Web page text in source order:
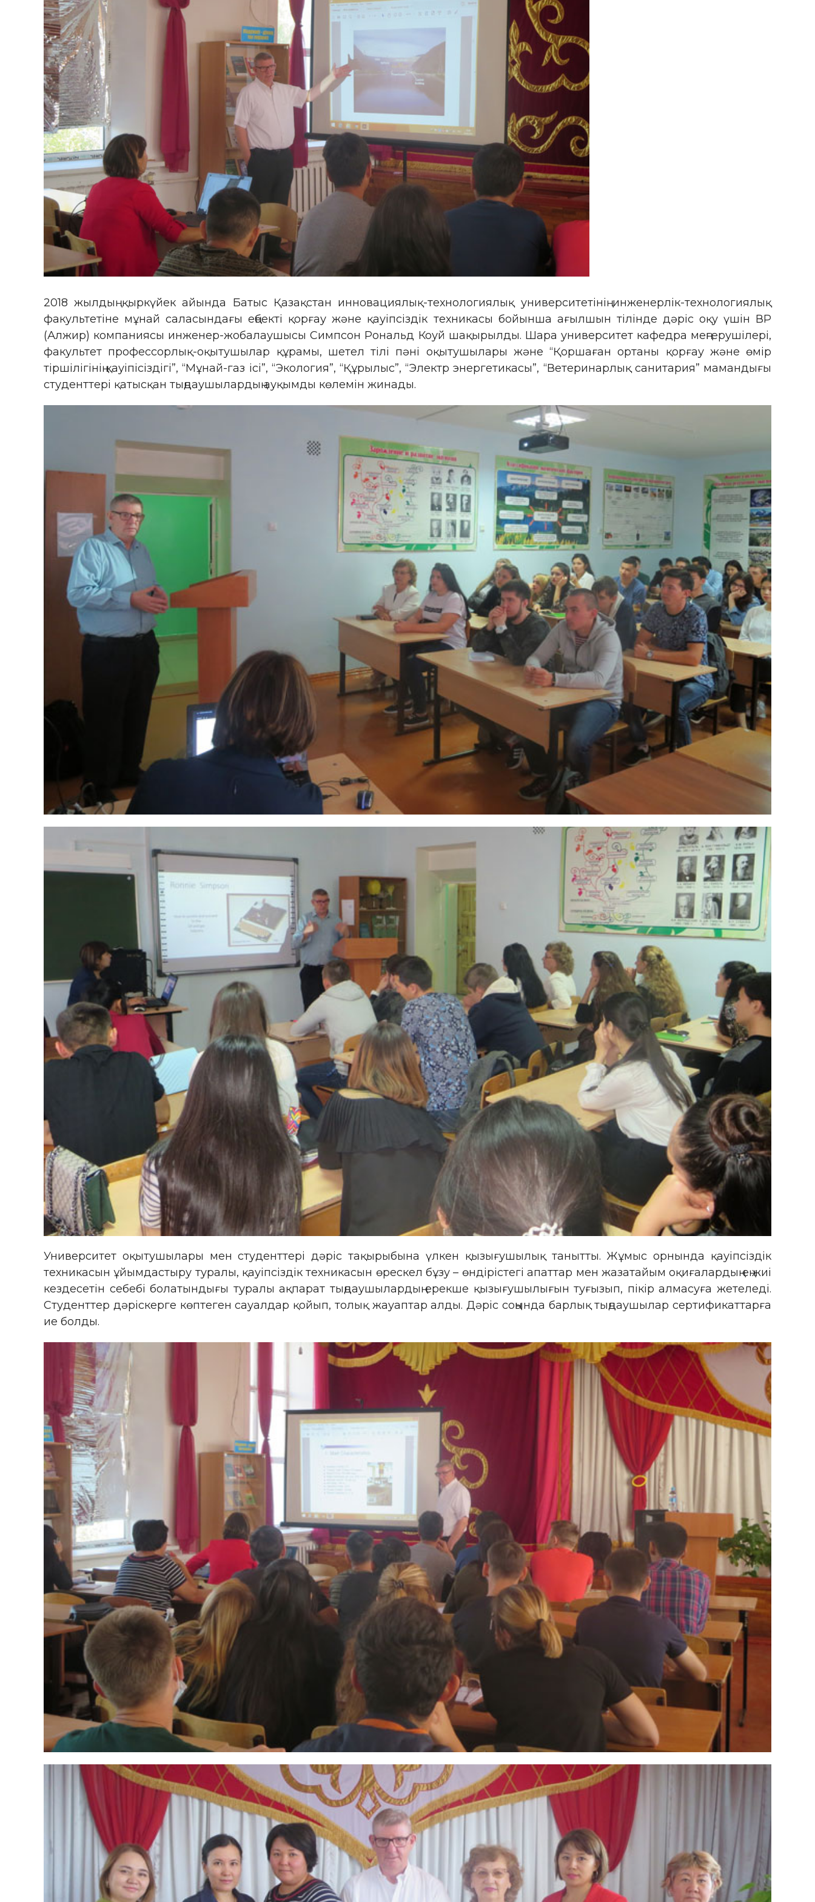
2018 жылдың қыркүйек айында Батыс Қазақстан инновациялық-технологиялық университетінің инженерлік-технологиялық
факультетіне мұнай саласындағы еңбекті қорғау және қауіпсіздік техникасы бойынша ағылшын тілінде дәріс оқу үшін ВР
(Алжир) компаниясы инженер-жобалаушысы Симпсон Рональд Коуй шақырылды. Шара университет кафедра меңгерушілері,
факультет профессорлық-оқытушылар құрамы, шетел тілі пәні оқытушылары және “Қоршаған ортаны қорғау және өмір
тіршілігінің қауіпісіздігі”, “Мұнай-газ ісі”, “Экология”, “Құрылыс”, “Электр энергетикасы”, “Ветеринарлық санитария” мамандығы
студенттері қатысқан тыңдаушылардың ауқымды көлемін жинады.
Университет оқытушылары мен студенттері дәріс тақырыбына үлкен қызығушылық танытты. Жұмыс орнында қауіпсіздік
техникасын ұйымдастыру туралы, қауіпсіздік техникасын өрескел бұзу – өндірістегі апаттар мен жазатайым оқиғалардың ең жиі
кездесетін себебі болатындығы туралы ақпарат тыңдаушылардың ерекше қызығушылығын туғызып, пікір алмасуға жетеледі.
Студенттер дәріскерге көптеген сауалдар қойып, толық жауаптар алды. Дәріс соңында барлық тыңдаушылар сертификаттарға
ие болды.